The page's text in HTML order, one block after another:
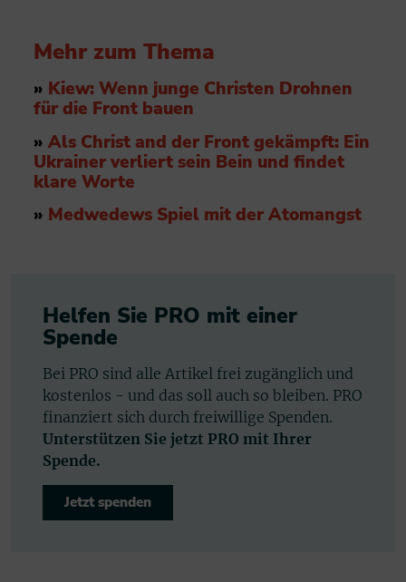
Mehr zum Thema
» Kiew: Wenn junge Christen Drohnen
für die Front bauen
» Als Christ and der Front gekämpft: Ein
Ukrainer verliert sein Bein und findet
klare Worte
» Medwedews Spiel mit der Atomangst
Helfen Sie PRO mit einer
Spende
Bei PRO sind alle Artikel frei zugänglich und
kostenlos - und das soll auch so bleiben. PRO
finanziert sich durch freiwillige Spenden.
Unterstützen Sie jetzt PRO mit Ihrer
Spende.
Jetzt spenden